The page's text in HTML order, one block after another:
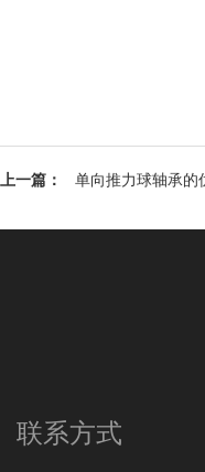
上一篇：
单向推力球轴承的
联系方式